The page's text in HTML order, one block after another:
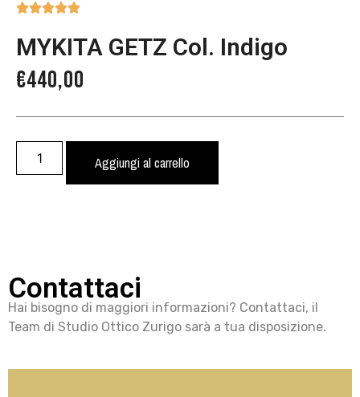

MYKITA GETZ Col. Indigo
€440,00
Aggiungi al carrello
Contattaci
Hai bisogno di maggiori informazioni? Contattaci, il
Team di Studio Ottico Zurigo sarà a tua disposizione.